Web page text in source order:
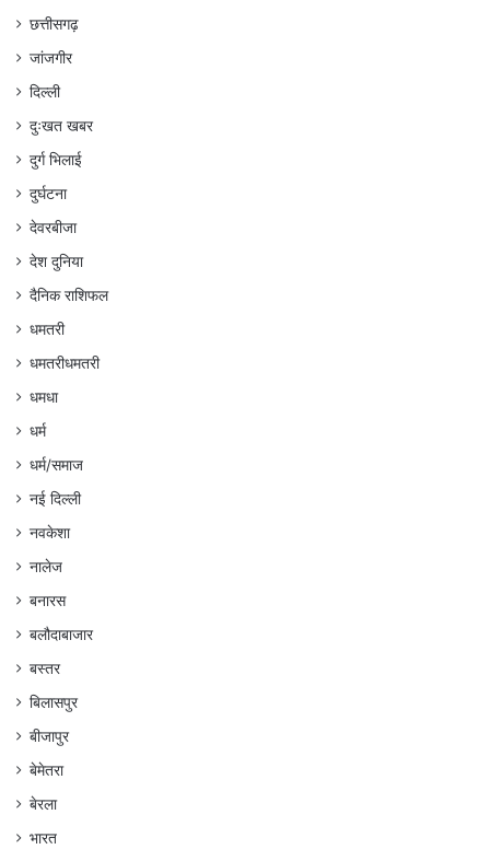
छत्तीसगढ़
जांजगीर
दिल्ली
दुःखत खबर
दुर्ग भिलाई
दुर्घटना
देवरबीजा
देश दुनिया
दैनिक राशिफल
धमतरी
धमतरीधमतरी
धमधा
धर्म
धर्म/समाज
नई दिल्ली
नवकेशा
नालेज
बनारस
बलौदाबाजार
बस्तर
बिलासपुर
बीजापुर
बेमेतरा
बेरला
भारत